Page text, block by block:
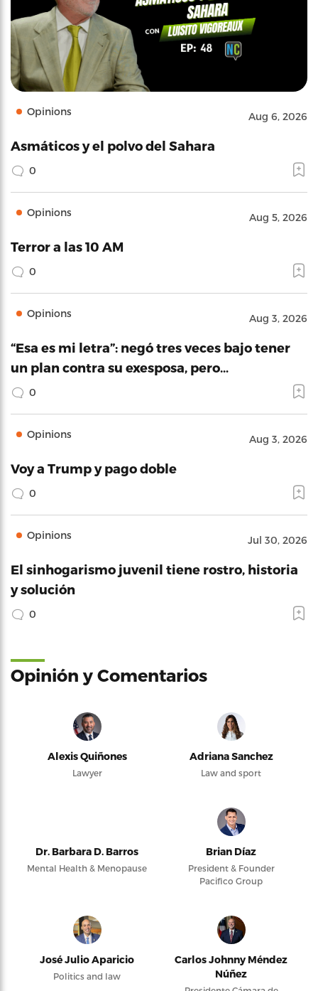
Opinions Aug 6, 2026
Asmáticos y el polvo del Sahara
0
Opinions Aug 5, 2026
Terror a las 10 AM
0
Opinions Aug 3, 2026
“Esa es mi letra”: negó tres veces bajo tener
un plan contra su exesposa, pero…
0
Opinions Aug 3, 2026
Voy a Trump y pago doble
0
Opinions Jul 30, 2026
El sinhogarismo juvenil tiene rostro, historia
y solución
0
Opinión y Comentarios
Alexis Quiñones
Lawyer
Adriana Sanchez
Law and sport
Dr. Barbara D. Barros
Mental Health & Menopause
Brian Díaz
President & Founder
Pacifico Group
José Julio Aparicio
Politics and law
Carlos Johnny Méndez
Núñez